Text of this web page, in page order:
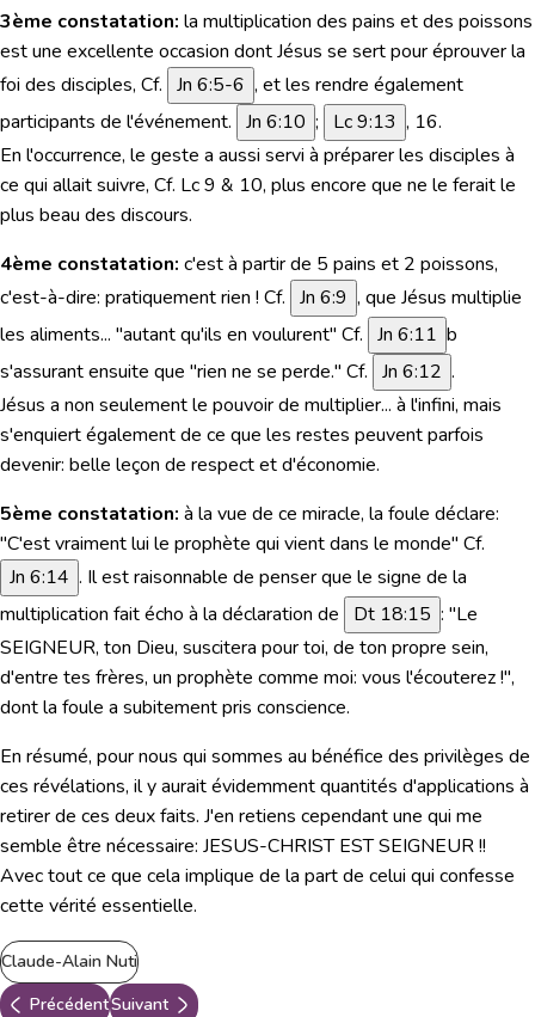
3ème constatation: la multiplication des pains et des poissons
est une excellente occasion dont Jésus se sert pour éprouver la
foi des disciples, Cf. Jn 6:5-6 , et les rendre également
participants de l'événement. Jn 6:10 ; Lc 9:13 , 16.
En l'occurrence, le geste a aussi servi à préparer les disciples à
ce qui allait suivre, Cf. Lc 9 & 10, plus encore que ne le ferait le
plus beau des discours.
4ème constatation: c'est à partir de 5 pains et 2 poissons,
c'est-à-dire: pratiquement rien ! Cf. Jn 6:9 , que Jésus multiplie
les aliments... "autant qu'ils en voulurent" Cf. Jn 6:11 b
s'assurant ensuite que "rien ne se perde." Cf. Jn 6:12 .
Jésus a non seulement le pouvoir de multiplier... à l'infini, mais
s'enquiert également de ce que les restes peuvent parfois
devenir: belle leçon de respect et d'économie.
5ème constatation: à la vue de ce miracle, la foule déclare:
"C'est vraiment lui le prophète qui vient dans le monde" Cf.
Jn 6:14 . Il est raisonnable de penser que le signe de la
multiplication fait écho à la déclaration de
Dt 18:15 : "Le
SEIGNEUR, ton Dieu, suscitera pour toi, de ton propre sein,
d'entre tes frères, un prophète comme moi: vous l'écouterez !",
dont la foule a subitement pris conscience.
En résumé, pour nous qui sommes au bénéfice des privilèges de
ces révélations, il y aurait évidemment quantités d'applications à
retirer de ces deux faits. J'en retiens cependant une qui me
semble être nécessaire: JESUS-CHRIST EST SEIGNEUR !!
Avec tout ce que cela implique de la part de celui qui confesse
cette vérité essentielle.
Claude-Alain Nuti
PrécédentSuivant